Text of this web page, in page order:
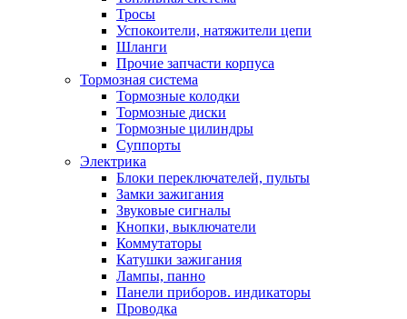
Тросы
Успокоители, натяжители цепи
Шланги
Прочие запчасти корпуса
Тормозная система
Тормозные колодки
Тормозные диски
Тормозные цилиндры
Суппорты
Электрика
Блоки переключателей, пульты
Замки зажигания
Звуковые сигналы
Кнопки, выключатели
Коммутаторы
Катушки зажигания
Лампы, панно
Панели приборов. индикаторы
Проводка